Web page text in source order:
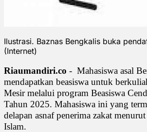
Ilustrasi. Baznas Bengkalis buka
(Internet)
Riaumandiri.co - Mahasiswa asal
mendapatkan beasiswa untuk
Mesir melalui program Beasiswa
Tahun 2025. Mahasiswa ini yang
delapan asnaf penerima zakat
Islam.